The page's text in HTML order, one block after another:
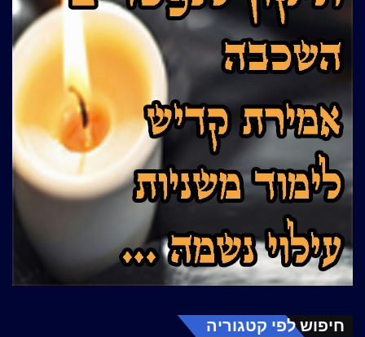
חיפוש לפי קטגוריה